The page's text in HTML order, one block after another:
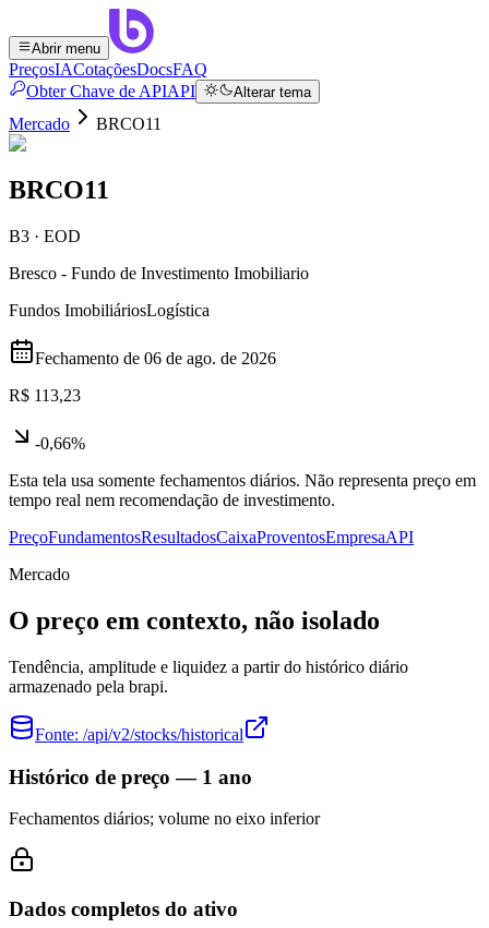
Abrir menu
PreçosIACotaçõesDocsFAQ
Obter Chave de APIAPI Alterar tema
Mercado BRCO11
BRCO11
B3 · EOD
Bresco - Fundo de Investimento Imobiliario
Fundos ImobiliáriosLogística
Fechamento de 06 de ago. de 2026
R$ 113,23
-0,66%
Esta tela usa somente fechamentos diários. Não representa preço em
tempo real nem recomendação de investimento.
PreçoFundamentosResultadosCaixaProventosEmpresaAPI
Mercado
O preço em contexto, não isolado
Tendência, amplitude e liquidez a partir do histórico diário
armazenado pela brapi.
Fonte: /api/v2/stocks/historical
Histórico de preço — 1 ano
Fechamentos diários; volume no eixo inferior
Dados completos do ativo